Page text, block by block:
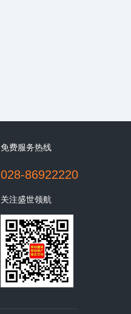
免费服务热线
028-86922220
关注盛世领航